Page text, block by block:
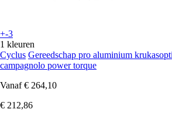
+-3
1 kleuren
Cyclus Gereedschap pro aluminium
campagnolo power torque
Vanaf € 264,10
€ 212,86